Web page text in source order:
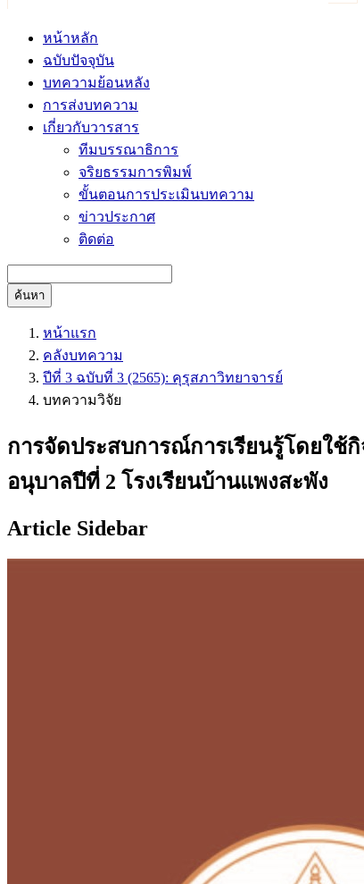
หน้าหลัก
ฉบับปัจจุบัน
บทความย้อนหลัง
การส่งบทความ
เกี่ยวกับวารสาร
ทีมบรรณาธิการ
จริยธรรมการพิมพ์
ขั้นตอนการประเมินบทความ
ข่าวประกาศ
ติดต่อ
ค้นหา
หน้าแรก
คลังบทความ
ปีที่ 3 ฉบับที่ 3 (2565): คุรุสภาวิทยาจารย์
บทความวิจัย
การจัดประสบการณ์การเรียนรู้โดยใช้
อนุบาลปีที่ 2 โรงเรียนบ้านแพงสะพัง
Article Sidebar